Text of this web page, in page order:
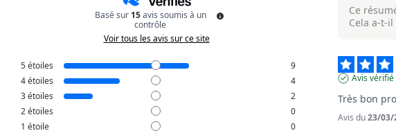
Basé sur 15 avis soumis à un
contrôle
Voir tous les avis sur ce site
5étoiles
9
4étoiles
4
3étoiles
2
2étoiles
0
1 étoile 0
Ce
Cela a-t-
Avis vérifié
Très bon
Avis du23/03/